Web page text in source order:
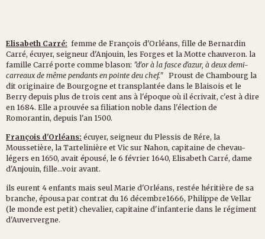
Elisabeth Carré: femme de François d'Orléans, fille de Bernardin
Carré, écuyer, seigneur d'Anjouin, les Forges et la Motte chauveron. la
famille Carré porte comme blason: "d'or à la fasce d'azur, à deux demi-
carreaux de même pendants en pointe deu chef." Proust de Chambourg la
dit originaire de Bourgogne et transplantée dans le Blaisois et le
Berry depuis plus de trois cent ans à l'époque où il écrivait, c'est à dire
en 1684. Elle a prouvée sa filiation noble dans l'élection de
Romorantin, depuis l'an 1500.
François d'Orléans: écuyer, seigneur du Plessis de Rére, la
Moussetière, la Tartelinière et Vic sur Nahon, capitaine de chevau-
légers en 1650, avait épousé, le 6 février 1640, Elisabeth Carré, dame
d'Anjouin, fille...voir avant.
ils eurent 4 enfants mais seul Marie d'Orléans, restée héritière de sa
branche, épousa par contrat du 16 décembre1666, Philippe de Vellar
(le monde est petit) chevalier, capitaine d'infanterie dans le régiment
d'Auververgne.